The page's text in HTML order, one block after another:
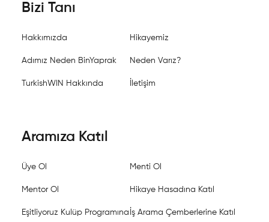
Bizi Tanı
Hakkımızda Hikayemiz
Adımız Neden BinYaprak Neden Varız?
TurkishWIN Hakkında İletişim
Aramıza Katıl
Üye Ol Menti Ol
Mentor Ol Hikaye Hasadına Katıl
Eşitliyoruz Kulüp Programına İş Arama Çemberlerine Katıl